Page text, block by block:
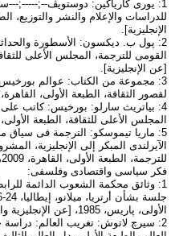
1: يورى كارياكين: دوستويڤ--;-----;---
الإنجليزية].
2: پول ب. ديكسون: الأسطورة
[عن الإنجليزية].
3: مجموعة من الكتاب: عوالم بورخيس
لقصور الثقافة، الطبعة الأولى، القاهرة، 1999، [عن الإنجليزية والفرنسية].
4: بياتريث سارلو: بورخيس: كاتب على
المجلس الأعلى للثقافة، الطبعة الأولى، القاهرة، 2004،
5: ماريا تيموسكو: الترجمة فى سياق
الآيرلندى المبكر إلى الإنجليزية،
للترجمة، الطبعة الأولى، القاهرة، 2009، [عن الإنجليزية].
فكر سياسى واقتصادى وفلسفى:
1: وثائق محكمة الشعوب الدائمة
الأولى، پاريس، 1985، [عن الإنجليزية والفرنسية].
2: سيرچ لاتوش: تغريب العالم: